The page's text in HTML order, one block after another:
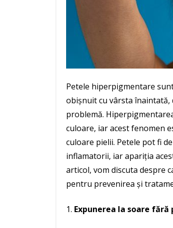
Petele hiperpigmentare
obișnuit cu vârsta înaintată,
problemă.
culoare, iar acest fenomen
culoare pielii. Petele pot fi
inflamatorii, iar apariția
articol, vom discuta despre
pentru prevenirea și
Expunerea la soare